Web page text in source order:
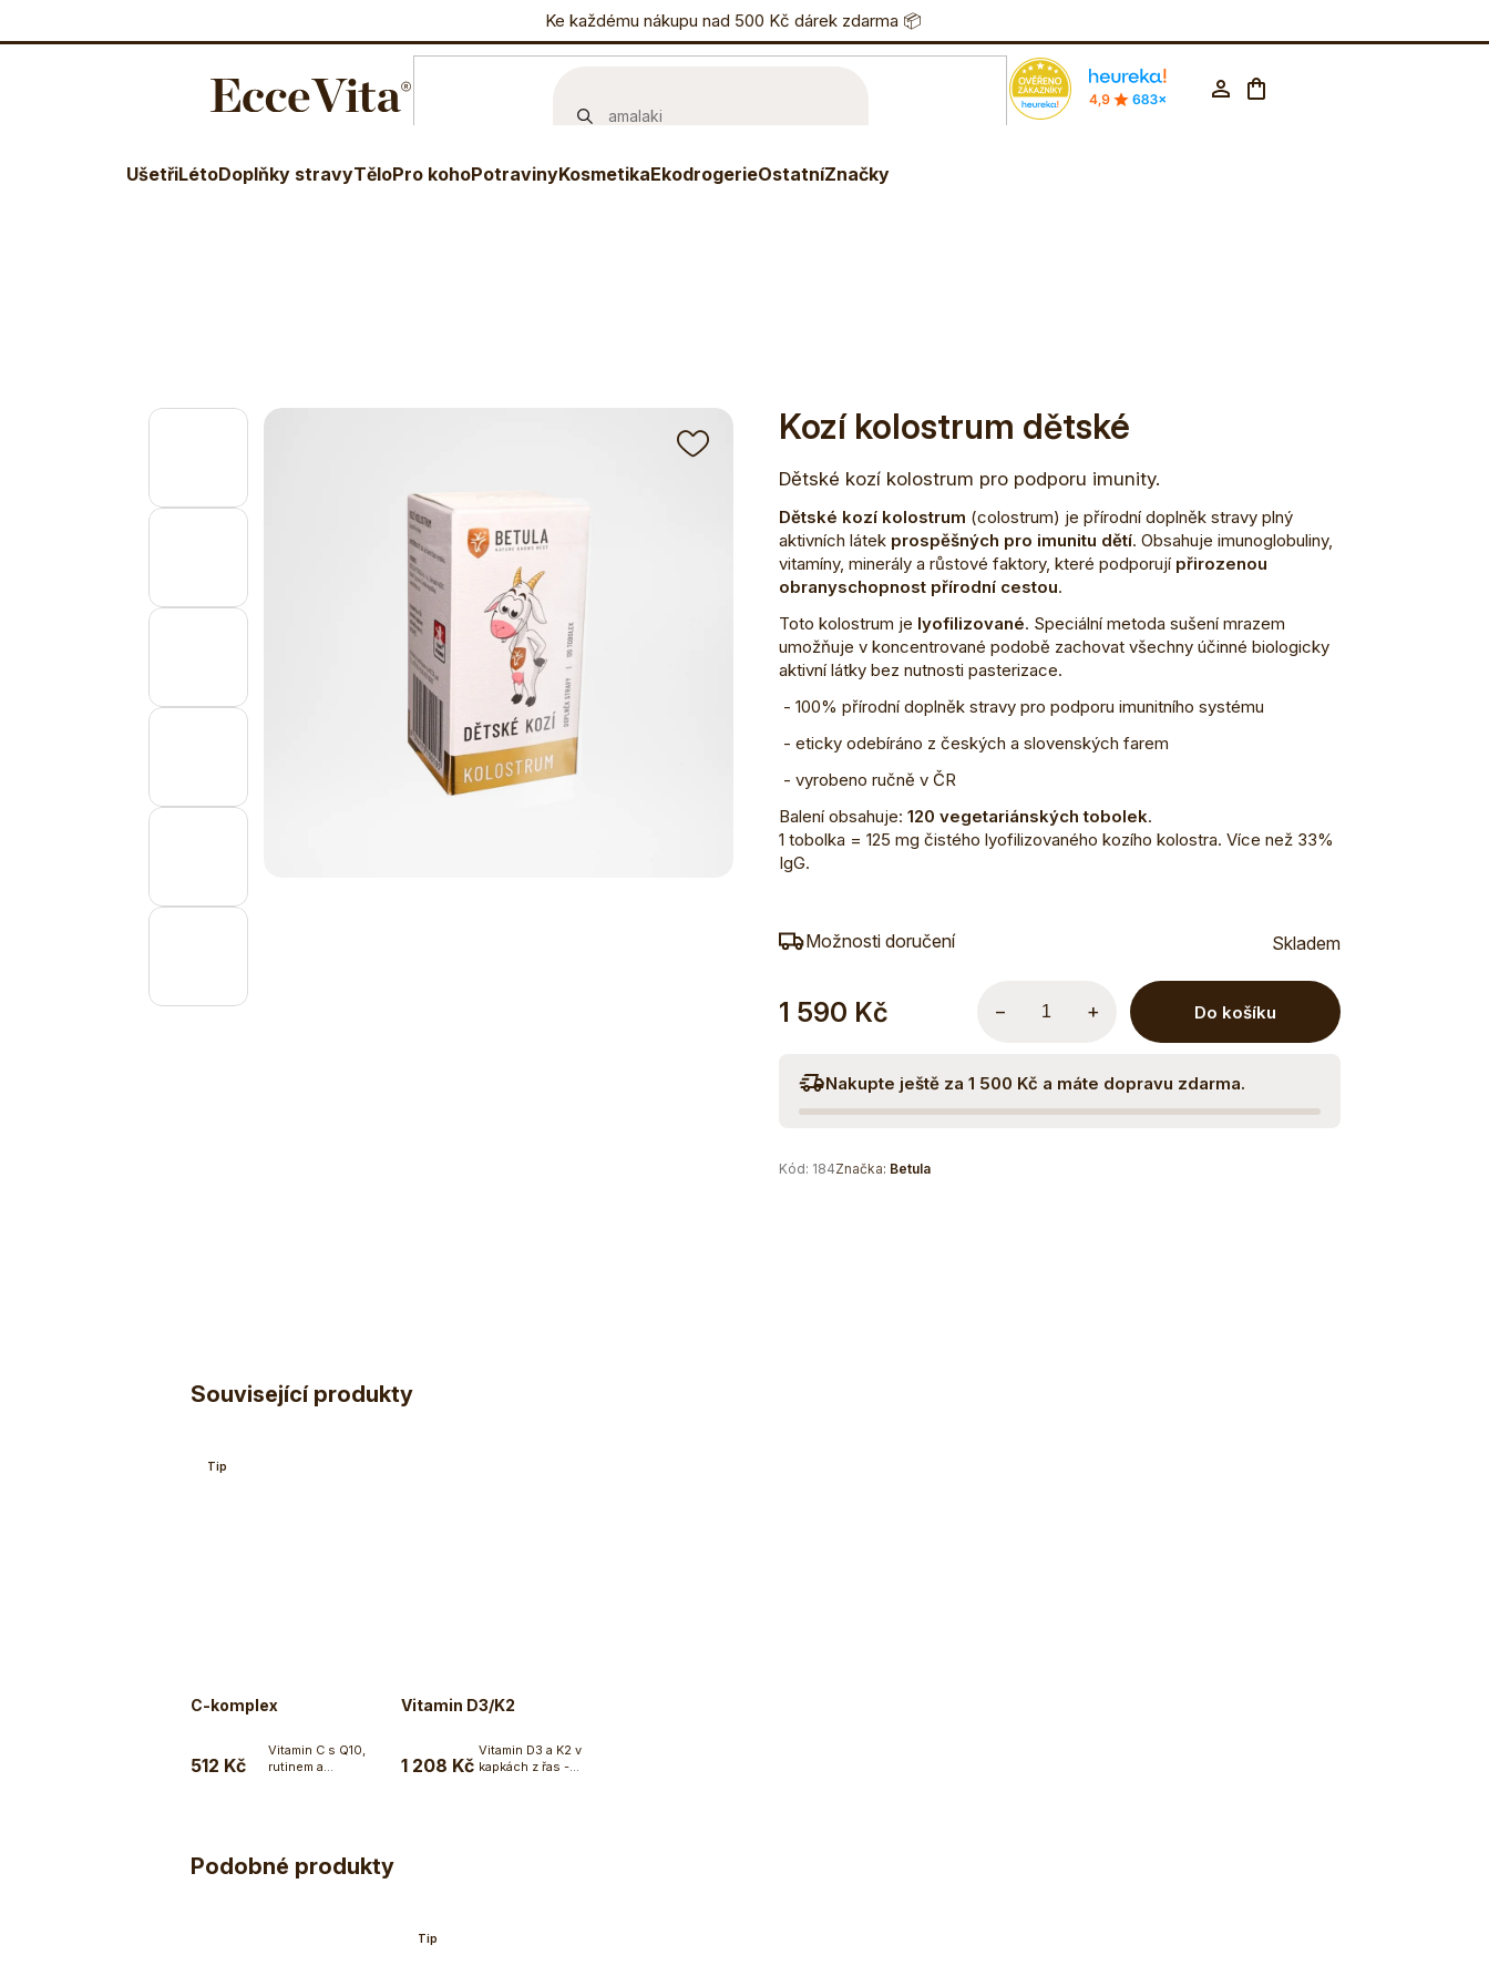
Ke každému nákupu nad 500 Kč dárek zdarma 📦
UšetřiLétoDoplňky stravyTěloPro kohoPotravinyKosmetikaEkodrogerieOstatníZnačky
Věrnostní program Eshop 733 738 836
Kozí kolostrum dětské
Kozí kolostrum dětské
Dětské kozí kolostrum pro podporu imunity.
Dětské kozí kolostrum (colostrum) je přírodní doplněk stravy plný
aktivních látek prospěšných pro imunitu dětí. Obsahuje imunoglobuliny,
vitamíny, minerály a růstové faktory, které podporují přirozenou
obranyschopnost přírodní cestou.
Toto kolostrum je lyofilizované. Speciální metoda sušení mrazem
umožňuje v koncentrované podobě zachovat všechny účinné biologicky
aktivní látky bez nutnosti pasterizace.
- 100% přírodní doplněk stravy pro podporu imunitního systému
- eticky odebíráno z českých a slovenských farem
- vyrobeno ručně v ČR
Balení obsahuje: 120 vegetariánských tobolek.
1 tobolka = 125 mg čistého lyofilizovaného kozího kolostra. Více než 33%
IgG.
Skladem
Možnosti doručení
1 590 Kč +
− Do košíku
Nakupte ještě za 1 500 Kč a máte dopravu zdarma.
Kód: 184Značka: Betula
Související produkty
Tip
C-komplex
512 Kč Do košíku
Vitamin C s Q10,
rutinem a
Vitamin D3/K2
1 208 Kč Do košíku
Vitamin D3 a K2 v
kapkách z řas -
Podobné produkty
Tip